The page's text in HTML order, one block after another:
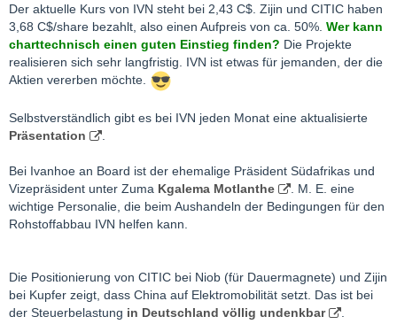
Die Mittel werden verwendet, um die drei World-Scale
Minenentwicklungsprojekte von Ivanhoe im südlichen Afrika
voranzutreiben.
BEIJING, China, 08. Juli 2018 (GLOBE NEWSWIRE) -- Robert
Friedland, Executive Chairman von Ivanhoe Mines (TSX:IVN)
(OTCQX:IVPAF), und Lars-Eric Johansson, Chief Executive
Metal), eine hundertprozentige Tochtergesellschaft der CITIC
Limited (CITIC), hat ihre bestätigende Due Diligence
abgeschlossen und die für den Abschluss des langfristigen,
strategischen Kooperations- und Investitionsabkommens mit
Das Erreichen der Meilensteine folgte unmittelbar auf einen
hochrangigen Besuch von hochrangigen Vertretern von CITIC
und Ivanhoe Mines, um die drei World-Scale
Der aktuelle Kurs von IVN steht bei 2,43 C$. Zijin und CITIC haben
3,68 C$/share bezahlt, also einen Aufpreis von ca. 50%. Wer kann
charttechnisch einen guten Einstieg finden? Die Projekte
realisieren sich sehr langfristig. IVN ist etwas für jemanden, der die
Aktien vererben möchte.
Selbstverständlich gibt es bei IVN jeden Monat eine aktualisierte
Präsentation
Bei Ivanhoe an Board ist der ehemalige Präsident Südafrikas und
Vizepräsident unter Zuma Kgalema Motlanthe
. M. E. eine
wichtige Personalie, die beim Aushandeln der Bedingungen für den
Rohstoffabbau IVN helfen kann.
Die Positionierung von CITIC bei Niob (für Dauermagnete) und Zijin
bei Kupfer zeigt, dass China auf Elektromobilität setzt. Das ist bei
der Steuerbelastung in Deutschland völlig undenkbar